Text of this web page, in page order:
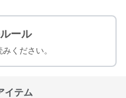
ール
ください。
イテム